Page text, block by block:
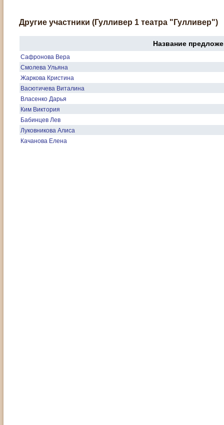
Другие участники (Гулливер 1 театра "Гулливер")
Название
Сафронова Вера
Смолева Ульяна
Жаркова Кристина
Васютичева Виталина
Власенко Дарья
Ким Виктория
Бабинцев Лев
Луковникова Алиса
Качанова Елена